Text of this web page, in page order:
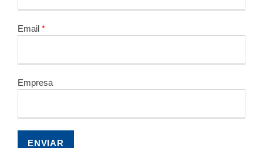
Email *
Empresa